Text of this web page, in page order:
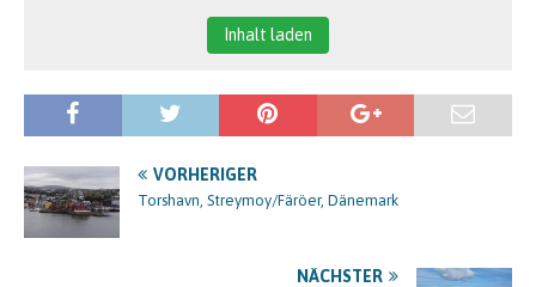
Inhalt laden
VORHERIGER
Torshavn, Streymoy/Färöer, Dänemark
NÄCHSTER